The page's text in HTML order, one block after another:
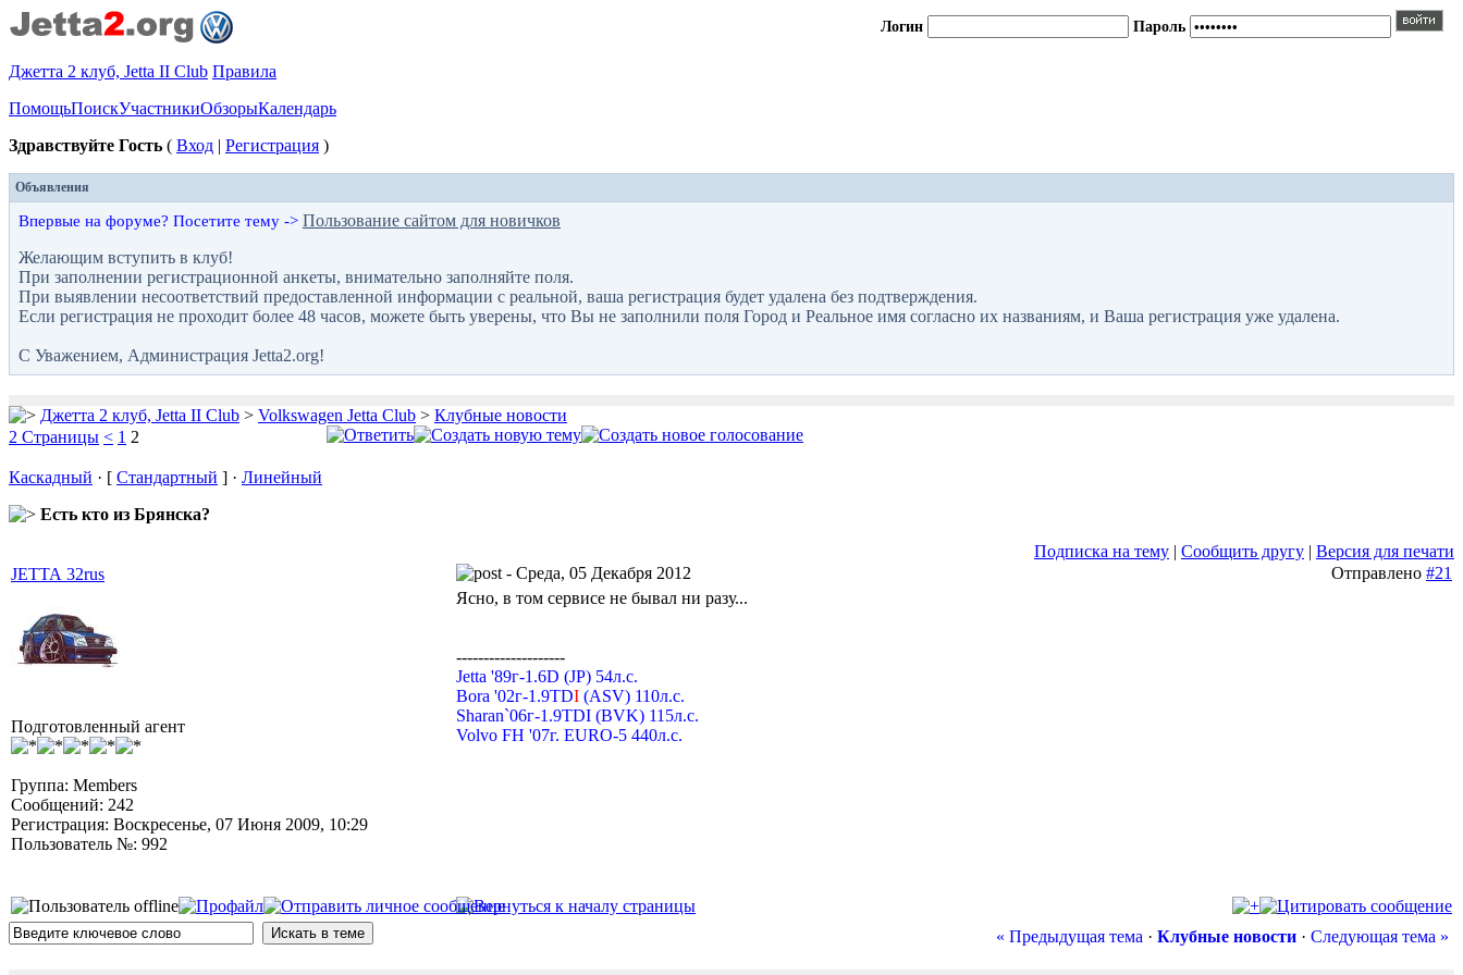
Логин Пароль
Джетта 2 клуб, Jetta II Club Правила
ПомощьПоискУчастникиОбзорыКалендарь
Здравствуйте Гость ( Вход | Регистрация )
Объявления
Впервые на форуме? Посетите тему -> Пользование сайтом для новичков
Желающим вступить в клуб!
При заполнении регистрационной анкеты, внимательно заполняйте поля.
При выявлении несоответствий предоставленной информации с реальной, ваша регистрация будет удалена без подтверждения.
Если регистрация не проходит более 48 часов, можете быть уверены, что Вы не заполнили поля Город и Реальное имя согласно их названиям, и Ваша регистрация уже удалена.
С Уважением, Администрация Jetta2.org!
Джетта 2 клуб, Jetta II Club > Volkswagen Jetta Club > Клубные новости
2 Страницы < 1 2
Каскадный · [ Стандартный ] · Линейный
Есть кто из Брянска?
Подписка на тему | Сообщить другу | Версия для печати
JETTA 32rus
- Среда, 05 Декабря 2012 Отправлено #21
Подготовленный агент
Группа: Members
Сообщений: 242
Регистрация: Воскресенье, 07 Июня 2009, 10:29
Пользователь №: 992
Ясно, в том сервисе не бывал ни разу...
--------------------
Jetta '89г-1.6D (JP) 54л.с.
Bora '02г-1.9TDI (ASV) 110л.с.
Sharan`06г-1.9TDI (BVK) 115л.с.
Volvo FH '07г. EURO-5 440л.с.
« Предыдущая тема · Клубные новости · Следующая тема »